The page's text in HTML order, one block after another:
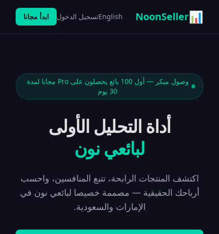
📊
NoonSeller
Englishتسجيل الدخول ابدأ مجانا
وصول مبكر — أول 100 بائع يحصلون على Pro مجانا لمدة
30 يوم
أداة التحليل الأولى
لبائعي نون
اكتشف المنتجات الرابحة، تتبع المنافسين، واحسب
أرباحك الحقيقية — مصممة خصيصا لبائعي نون في
الإمارات والسعودية.